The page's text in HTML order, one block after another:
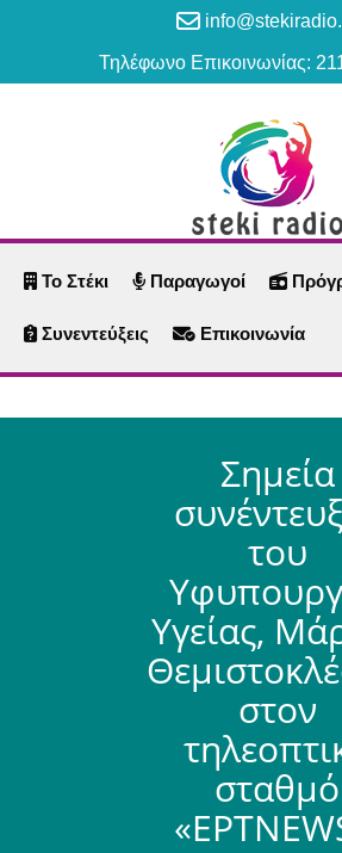
Τηλέφωνο Επικοινωνίας:
Το Στέκι Παραγωγοί
Συνεντεύξεις Επικοινωνία
Σημεία
του
Υγείας,
στον
σταθμό